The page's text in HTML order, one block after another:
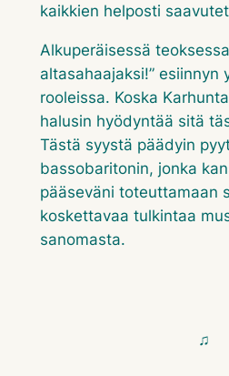
kaikkien helposti
Alkuperäisessä
altasahaajaksi!” esiinnyn
rooleissa. Koska
halusin hyödyntää sitä
Tästä syystä päädyin
bassobaritonin, jonka
pääseväni toteuttamaan
koskettavaa tulkintaa
sanomasta.
♫